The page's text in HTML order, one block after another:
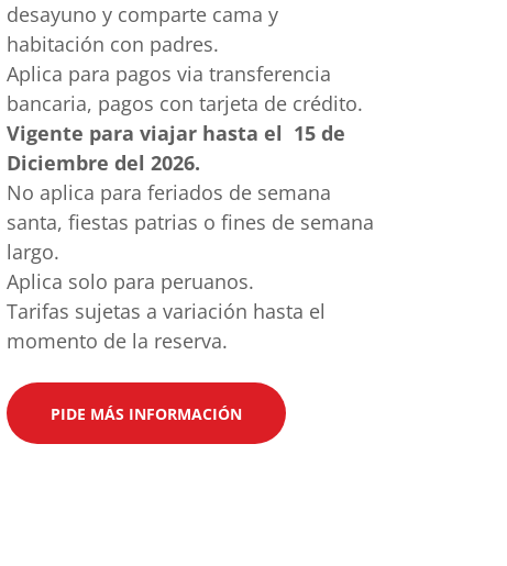
desayuno y comparte cama y
habitación con padres.
Aplica para pagos via transferencia
bancaria, pagos con tarjeta de crédito.
Vigente para viajar hasta el 15 de
Diciembre del 2026.
No aplica para feriados de semana
santa, fiestas patrias o fines de semana
largo.
Aplica solo para peruanos.
Tarifas sujetas a variación hasta el
momento de la reserva.
PIDE MÁS INFORMACIÓN